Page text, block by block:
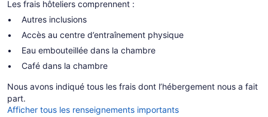
Les frais hôteliers comprennent :
Autres inclusions
Accès au centre d’entraînement physique
Eau embouteillée dans la chambre
Café dans la chambre
Nous avons indiqué tous les frais dont l’hébergement nous a fait
part.
Afficher tous les renseignements importants